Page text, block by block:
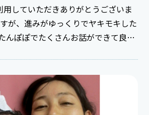
していただきありがとうございま
んぽぽでたくさんお話ができて良か
ても頑張りました！！ 臍の緒をママ
てください。 新しい家族が増えて
。 初めての男の子・・・育児楽し